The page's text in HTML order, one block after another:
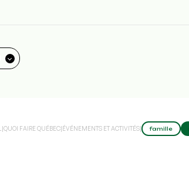
|QUOI FAIRE QUÉBEC|ÉVÉNEMENTS ET ACTIVITÉS| famille